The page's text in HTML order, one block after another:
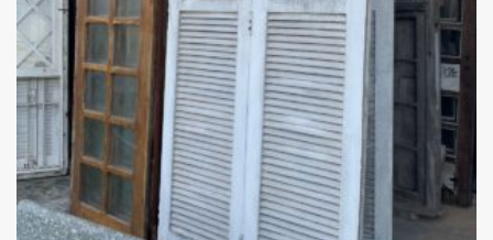
Add
ao
Favoritos